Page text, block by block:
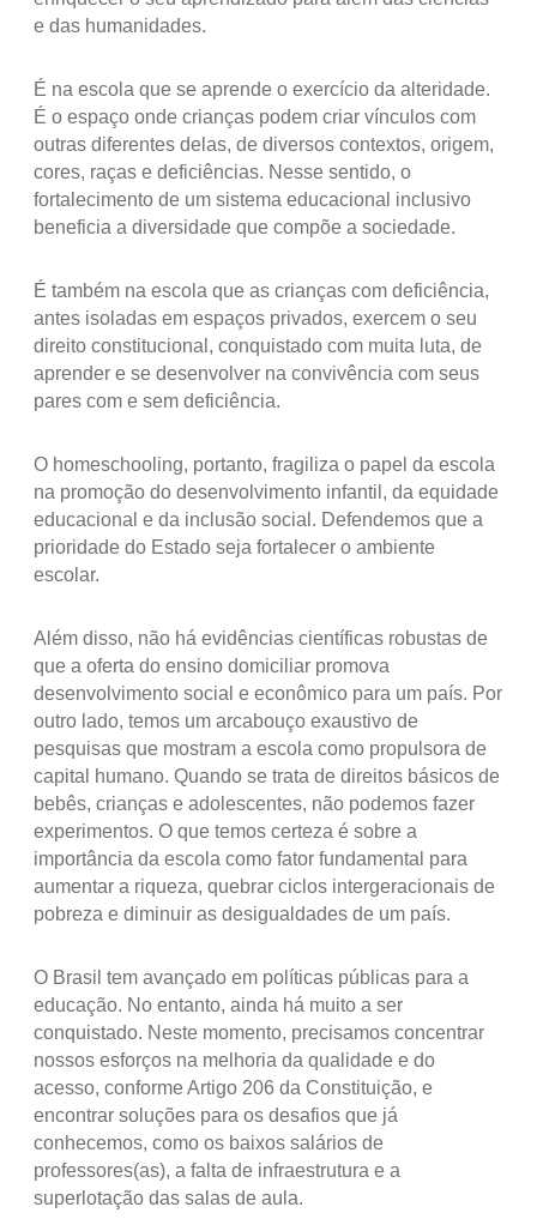
e das humanidades.
É na escola que se aprende o exercício da alteridade.
É o espaço onde crianças podem criar vínculos com
outras diferentes delas, de diversos contextos, origem,
cores, raças e deficiências. Nesse sentido, o
fortalecimento de um sistema educacional inclusivo
beneficia a diversidade que compõe a sociedade.
É também na escola que as crianças com deficiência,
antes isoladas em espaços privados, exercem o seu
direito constitucional, conquistado com muita luta, de
aprender e se desenvolver na convivência com seus
pares com e sem deficiência.
O homeschooling, portanto, fragiliza o papel da escola
na promoção do desenvolvimento infantil, da equidade
educacional e da inclusão social. Defendemos que a
prioridade do Estado seja fortalecer o ambiente
escolar.
Além disso, não há evidências científicas robustas de
que a oferta do ensino domiciliar promova
desenvolvimento social e econômico para um país. Por
outro lado, temos um arcabouço exaustivo de
pesquisas que mostram a escola como propulsora de
capital humano. Quando se trata de direitos básicos de
bebês, crianças e adolescentes, não podemos fazer
experimentos. O que temos certeza é sobre a
importância da escola como fator fundamental para
aumentar a riqueza, quebrar ciclos intergeracionais de
pobreza e diminuir as desigualdades de um país.
O Brasil tem avançado em políticas públicas para a
educação. No entanto, ainda há muito a ser
conquistado. Neste momento, precisamos concentrar
nossos esforços na melhoria da qualidade e do
acesso, conforme Artigo 206 da Constituição, e
encontrar soluções para os desafios que já
conhecemos, como os baixos salários de
professores(as), a falta de infraestrutura e a
superlotação das salas de aula.